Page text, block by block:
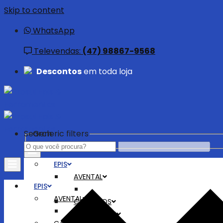
Skip to content
WhatsApp
Televendas: (47) 98867-9568
Descontosem toda loja
EPIS
AVENTAL
CALÇADOS
BOTAS
Search
Generic filters
EPIS
AVENTAL